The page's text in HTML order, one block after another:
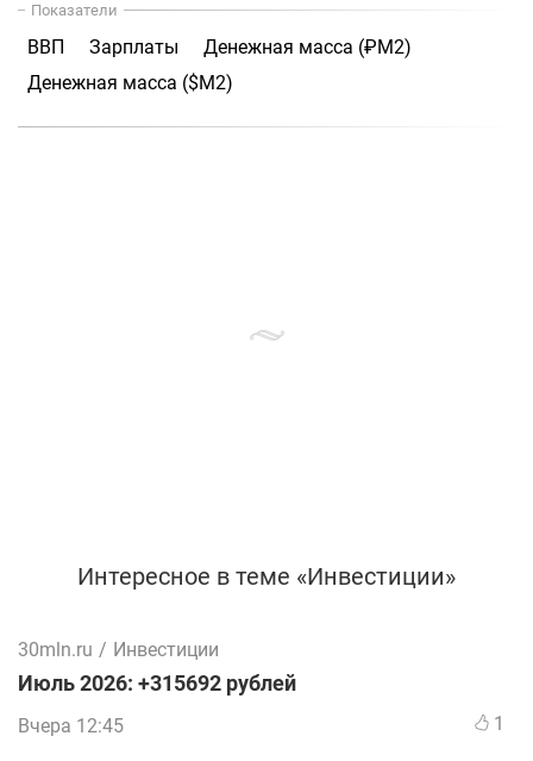
Показатели
ВВП Зарплаты
Денежная масса (₽М2)
Денежная масса ($М2)
Интересное в теме «Инвестиции»
30mln.ru / Инвестиции
Июль 2026: +315692 рублей
Вчера 12:45 1